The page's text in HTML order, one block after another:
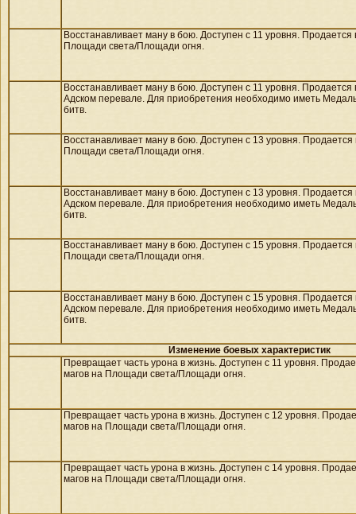
Восстанавливает ману в бою. Доступен с 11 уровня.
Площади света/Площади огня.
Восстанавливает ману в бою. Доступен с 11 уровня.
Адском перевале. Для приобретения необходимо иметь
битв.
Восстанавливает ману в бою. Доступен с 13 уровня.
Площади света/Площади огня.
Восстанавливает ману в бою. Доступен с 13 уровня.
Адском перевале. Для приобретения необходимо иметь
битв.
Восстанавливает ману в бою. Доступен с 15 уровня.
Площади света/Площади огня.
Восстанавливает ману в бою. Доступен с 15 уровня.
Адском перевале. Для приобретения необходимо иметь
битв.
Изменение боевых характеристик
Превращает часть урона в жизнь. Доступен с 11 уровня.
магов на Площади света/Площади огня.
Превращает часть урона в жизнь. Доступен с 12 уровня.
магов на Площади света/Площади огня.
Превращает часть урона в жизнь. Доступен с 14 уровня.
магов на Площади света/Площади огня.